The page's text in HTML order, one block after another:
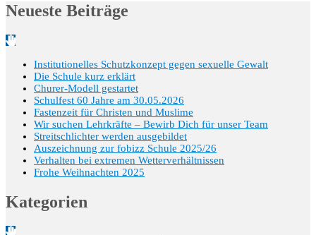
Neueste Beiträge
Institutionelles Schutzkonzept gegen sexuelle Gewalt
Die Schule kurz erklärt
Churer-Modell gestartet
Schulfest 60 Jahre am 30.05.2026
Fastenzeit für Christen und Muslime
Wir suchen Lehrkräfte – Bewirb Dich für unser Team
Streitschlichter werden ausgebildet
Auszeichnung zur fobizz Schule 2025/26
Verhalten bei extremen Wetterverhältnissen
Frohe Weihnachten 2025
Kategorien